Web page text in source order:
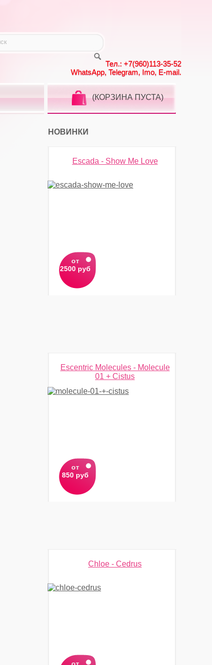
Тел.: +7(960)113-35-52
WhatsApp, Telegram, Imo, E-mail.
(КОРЗИНА ПУСТА)
НОВИНКИ
Escada - Show Me Love
от
2500 руб
Escentric Molecules - Molecule
01 + Cistus
от
850 руб
Chloe - Cedrus